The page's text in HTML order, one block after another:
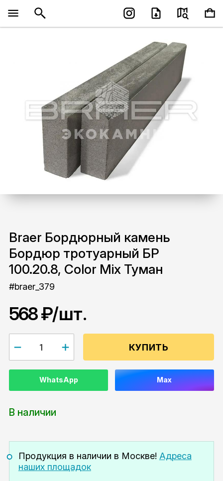
Braer Бордюрный камень
Бордюр тротуарный БР
100.20.8, Color Mix Туман
#braer_379
568 ₽/шт.
КУПИТЬ
WhatsApp Max
В наличии
Продукция в наличии в Москве! Адреса
наших площадок